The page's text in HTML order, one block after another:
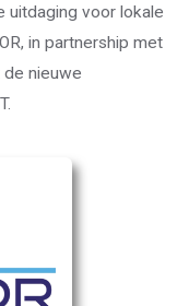
uitdaging voor lokale
in partnership met
nieuwe